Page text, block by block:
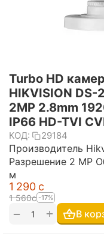
Turbo HD
HIKVISION DS-
2MP 2.8mm
IP66 HD-TVI
КОД: 29184
Производитель
Разрешение 2 MP
м
1 290 с
1 560с -17%
+
− В